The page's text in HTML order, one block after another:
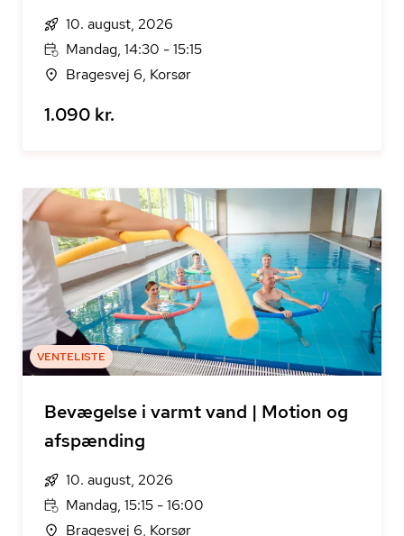
10. august, 2026
Mandag, 14:30 - 15:15
Bragesvej 6, Korsør
1.090 kr.
VENTELISTE
Bevægelse i varmt vand | Motion og
afspænding
10. august, 2026
Mandag, 15:15 - 16:00
Bragesvej 6, Korsør